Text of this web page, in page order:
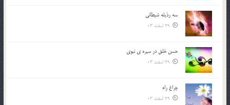
سه رذیله شیطانی
29 اسفند 03
حسن خلق در سيره ي نبوي
29 اسفند 03
چراغ راه
29 اسفند 03